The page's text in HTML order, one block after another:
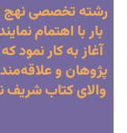
رشته تخصصی نهج
بار با اهتمام
پژوهان و
والای کتاب شریف